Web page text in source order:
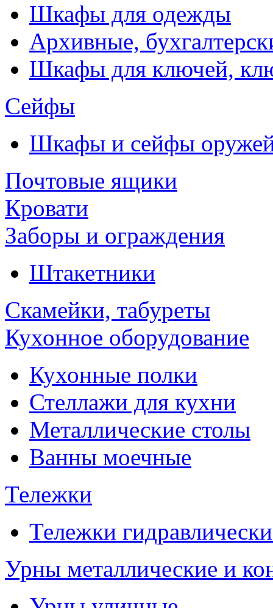
Шкафы для одежды
Архивные,
Шкафы для ключей,
Сейфы
Шкафы и сейфы
Почтовые ящики
Кровати
Заборы и ограждения
Штакетники
Скамейки, табуреты
Кухонное оборудование
Кухонные полки
Стеллажи для кухни
Металлические столы
Ванны моечные
Тележки
Тележки
Урны металлические и